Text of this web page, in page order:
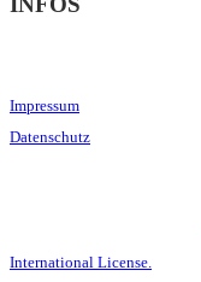
Impressum
Datenschutz
International License.